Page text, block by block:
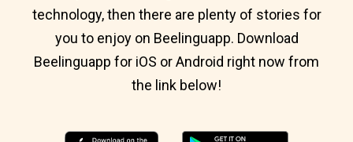
technology, then there are plenty of stories for
you to enjoy on Beelinguapp. Download
Beelinguapp for iOS or Android right now from
the link below!